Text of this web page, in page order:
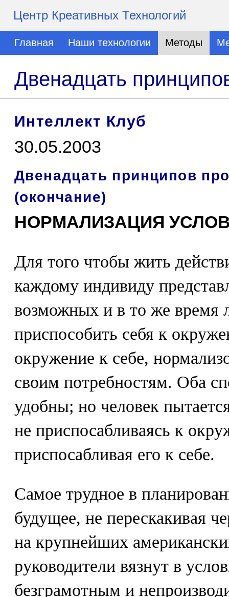
Центр Креативных Технологий
Главная Наши технологии Методы
Двенадцать
Интеллект Клуб
30.05.2003
Двенадцать принципов
(окончание)
НОРМАЛИЗАЦИЯ
Для того чтобы жить
каждому индивиду
возможных и в то же время
приспособить себя к
окружение к себе,
своим потребностям. Оба
удобны; но человек
не приспосабливаясь к
приспосабливая его к себе.
Самое трудное в
будущее, не перескакивая
на крупнейших
руководители вязнут в
безграмотным и